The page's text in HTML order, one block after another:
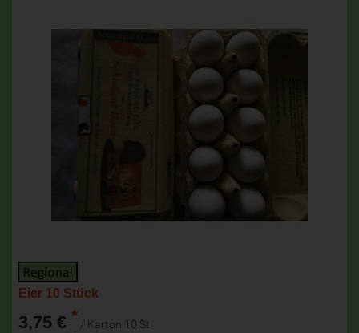
Eier 10 Stück
3,75 € * / Karton 10 St